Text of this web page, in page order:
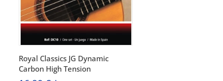
Royal Classics JG Dynamic
Carbon High Tension